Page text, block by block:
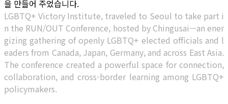
을 만들어 주었습니다.
LGBTQ+ Victory Institute, traveled to Seoul to take part i
n the RUN/OUT Conference, hosted by Chingusai—an ener
gizing gathering of openly LGBTQ+ elected officials and l
eaders from Canada, Japan, Germany, and across East Asia.
The conference created a powerful space for connection,
collaboration, and cross-border learning among LGBTQ+
policymakers.